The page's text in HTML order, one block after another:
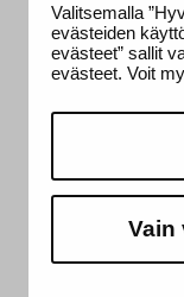
Valitsemalla
evästeiden
evästeet” sallit
evästeet. Voit
Vain